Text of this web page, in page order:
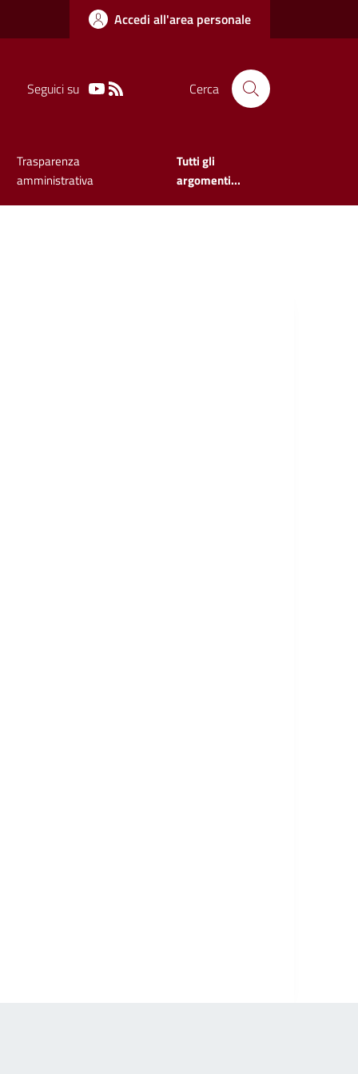
Accedi all'area personale
Seguici su Cerca
Trasparenza
amministrativa
Tutti gli
argomenti...